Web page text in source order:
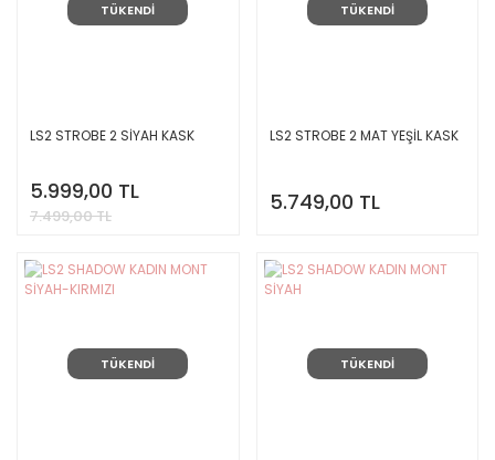
TÜKENDİ
LS2 STROBE 2 SİYAH KASK
5.999,00 TL
7.499,00 TL
TÜKENDİ
LS2 STROBE 2 MAT YEŞİL KASK
5.749,00 TL
TÜKENDİ TÜKENDİ